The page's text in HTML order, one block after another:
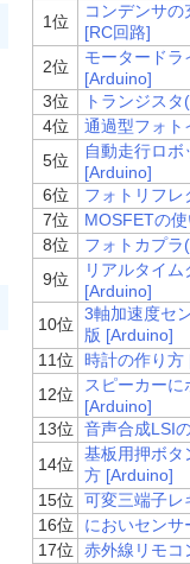
1位
コンデンサ
[RC回路]
2位
モータード
[Arduino]
3位
トランジス
4位
通過型フォト
5位
自動走行ロ
[Arduino]
6位
フォトリフレ
7位
MOSFETの
8位
フォトカプ
9位
リアルタイ
[Arduino]
10位
3軸加速度セ
版 [Arduino]
11位
時計の作り方
12位
スピーカー
[Arduino]
13位
音声合成LSI
14位
基板用押ボタ
方 [Arduino]
15位
可変三端子レ
16位
においセン
17位
赤外線リモコ